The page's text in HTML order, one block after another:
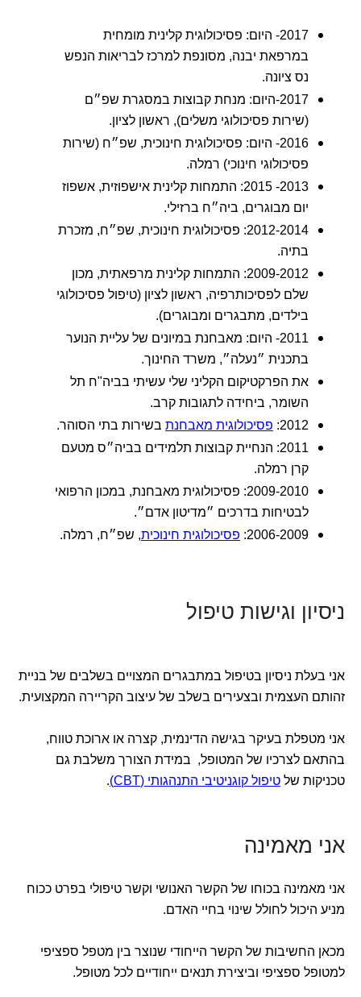
2017- היום: פסיכולוגית קלינית מומחית
במרפאת יבנה, מסונפת למרכז לבריאות הנפש
נס ציונה.
2017-היום: מנחת קבוצות במסגרת שפ״ם
(שירות פסיכולוגי משלים), ראשון לציון.
2016- היום: פסיכולוגית חינוכית, שפ״ח (שירות
פסיכולוגי חינוכי) רמלה.
2013- 2015: התמחות קלינית אישפוזית, אשפוז
יום מבוגרים, ביה״ח ברזילי.
2012-2014: פסיכולוגית חינוכית, שפ״ח, מזכרת
בתיה.
2009-2012: התמחות קלינית מרפאתית, מכון
שלם לפסיכותרפיה, ראשון לציון (טיפול פסיכולוגי
בילדים, מתבגרים ומבוגרים).
2011- היום: מאבחנת במיונים של עליית הנוער
בתכנית ״נעלה״, משרד החינוך.
את הפרקטיקום הקליני שלי עשיתי בביה"ח תל
השומר, ביחידה לתגובות קרב.
2012: פסיכולוגית מאבחנת בשירות בתי הסוהר.
2011: הנחיית קבוצות תלמידים בביה״ס מטעם
קרן רמלה.
2009-2010: פסיכולוגית מאבחנת, במכון הרפואי
לבטיחות בדרכים ״מדיטון אדם״.
2006-2009: פסיכולוגית חינוכית, שפ״ח, רמלה.
ניסיון וגישות טיפול
אני בעלת ניסיון בטיפול במתבגרים המצויים בשלבים של בניית
זהותם העצמית ובצעירים בשלב של עיצוב הקריירה המקצועית.
אני מטפלת בעיקר בגישה הדינמית, קצרה או ארוכת טווח,
בהתאם לצרכיו של המטופל, במידת הצורך משלבת גם
טכניקות של טיפול קוגניטיבי התנהגותי (CBT) .
אני מאמינה
אני מאמינה בכוחו של הקשר האנושי וקשר טיפולי בפרט ככוח
מניע היכול לחולל שינוי בחיי האדם.
מכאן החשיבות של הקשר הייחודי שנוצר בין מטפל ספציפי
למטופל ספציפי וביצירת תנאים ייחודיים לכל מטופל.